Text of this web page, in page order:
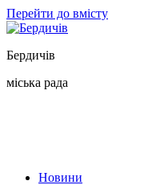
Перейти до вмісту
Бердичів
міська рада
Новини